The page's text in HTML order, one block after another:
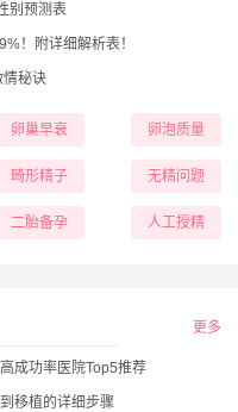
别预测表
！附详细解析表！
情秘诀
卵巢早衰 卵泡质量
畸形精子 无精问题
二胎备孕 人工授精
更多
成功率医院Top5推荐
移植的详细步骤